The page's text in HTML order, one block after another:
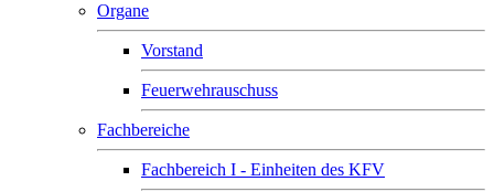
Organe
Vorstand
Feuerwehrauschuss
Fachbereiche
Fachbereich I - Einheiten des KFV